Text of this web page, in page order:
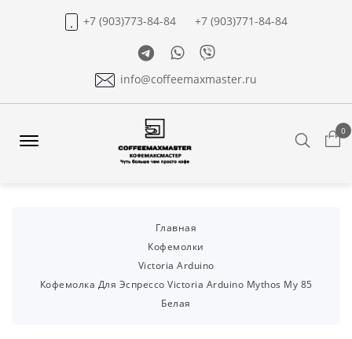
+7 (903)773-84-84
+7 (903)771-84-84
TelegramWhatsapp
Viber
info@coffeemaxmaster.ru
0
Главная
Кофемолки
Victoria Arduino
Кофемолка Для Эспрессо Victoria Arduino Mythos My 85
Белая